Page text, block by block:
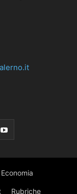
Economia
Rubriche